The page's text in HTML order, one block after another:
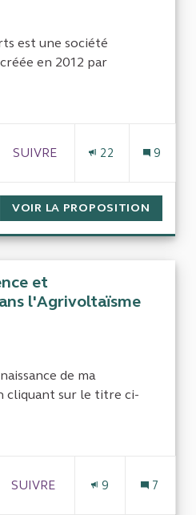
est une société
en 2012 par
: CRC Bretagne
17 ABONNÉS
SUIVRE
22 9
VOIR LA PROPOSITION
et
l'Agrivoltaïsme
de ma
cliquant sur le titre ci-
: Environnement
8 ABONNÉS
SUIVRE
9 7